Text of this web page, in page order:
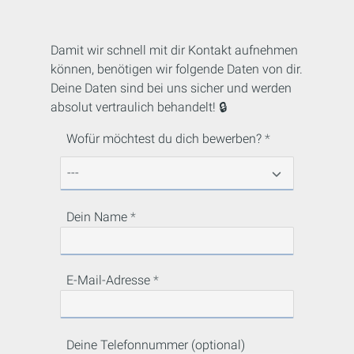
Damit wir schnell mit dir Kontakt aufnehmen
können, benötigen wir folgende Daten von dir.
Deine Daten sind bei uns sicher und werden
absolut vertraulich behandelt! 🔒
Wofür möchtest du dich bewerben?
Dein Name
E-Mail-Adresse
Deine Telefonnummer (optional)